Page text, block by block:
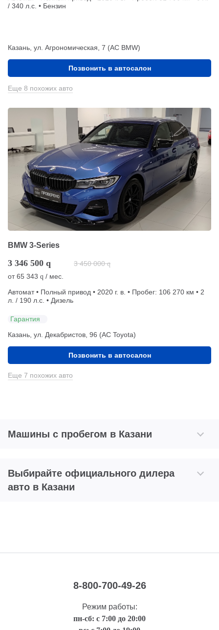
/ 340 л.с. • Бензин
Казань, ул. Агрономическая, 7 (АС BMW)
Позвонить в автосалон
Еще 8 похожих авто
BMW 3-Series
3 346 500 q 3 450 000 q
от65 343 q / мес.
Автомат • Полный привод • 2020 г. в. • Пробег: 106 270 км • 2
л. / 190 л.с. • Дизель
Гарантия
Казань, ул. Декабристов, 96 (АС Toyota)
Позвонить в автосалон
Еще 7 похожих авто
Машины с пробегом в Казани
Выбирайте официального дилера
авто в Казани
8-800-700-49-26
Режим работы:
пн-сб: с 7:00 до 20:00